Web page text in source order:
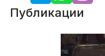
Публикации